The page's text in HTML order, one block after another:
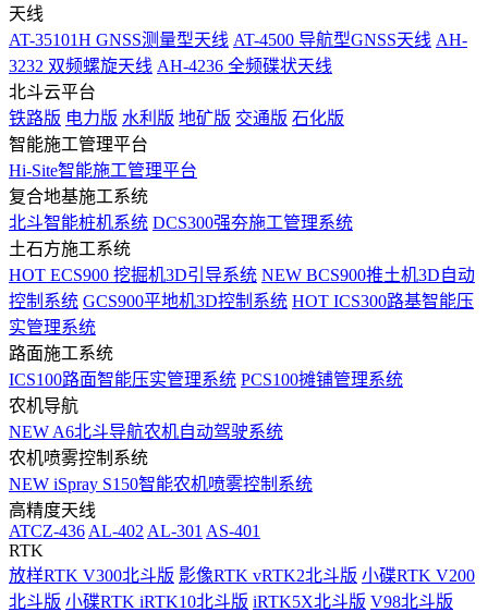
天线
AT-35101H GNSS测量型天线 AT-4500 导航型GNSS天线 AH-
3232 双频螺旋天线 AH-4236 全频碟状天线
北斗云平台
铁路版 电力版 水利版 地矿版 交通版 石化版
智能施工管理平台
Hi-Site智能施工管理平台
复合地基施工系统
北斗智能桩机系统 DCS300强夯施工管理系统
土石方施工系统
HOT ECS900 挖掘机3D引导系统 NEW BCS900推土机3D自动
控制系统 GCS900平地机3D控制系统 HOT ICS300路基智能压
实管理系统
路面施工系统
ICS100路面智能压实管理系统 PCS100摊铺管理系统
农机导航
NEW A6北斗导航农机自动驾驶系统
农机喷雾控制系统
NEW iSpray S150智能农机喷雾控制系统
高精度天线
ATCZ-436 AL-402 AL-301 AS-401
RTK
放样RTK V300北斗版 影像RTK vRTK2北斗版 小碟RTK V200
北斗版 小碟RTK iRTK10北斗版 iRTK5X北斗版 V98北斗版